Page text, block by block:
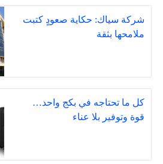
شركة سياك: حكاية صعودٍ كتبت
ملامحها بثقة
كل ما تحتاجه في بكج واحد…
قوة وتوفير بلا عناء